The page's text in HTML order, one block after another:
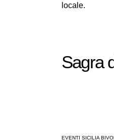
locale.
Sagra
EVENTI SICILIA